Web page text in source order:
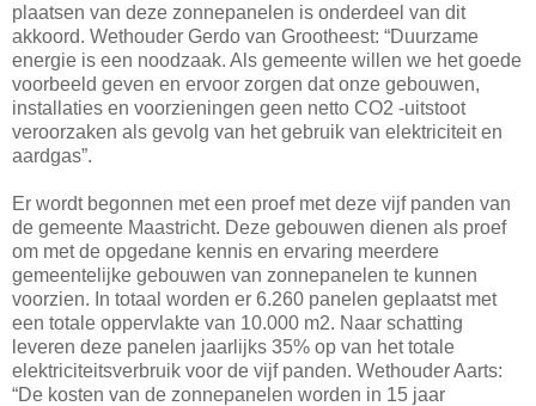
plaatsen van deze zonnepanelen is onderdeel van dit
akkoord. Wethouder Gerdo van Grootheest: “Duurzame
energie is een noodzaak. Als gemeente willen we het goede
voorbeeld geven en ervoor zorgen dat onze gebouwen,
installaties en voorzieningen geen netto CO2 -uitstoot
veroorzaken als gevolg van het gebruik van elektriciteit en
aardgas”.
Er wordt begonnen met een proef met deze vijf panden van
de gemeente Maastricht. Deze gebouwen dienen als proef
om met de opgedane kennis en ervaring meerdere
gemeentelijke gebouwen van zonnepanelen te kunnen
voorzien. In totaal worden er 6.260 panelen geplaatst met
een totale oppervlakte van 10.000 m2. Naar schatting
leveren deze panelen jaarlijks 35% op van het totale
elektriciteitsverbruik voor de vijf panden. Wethouder Aarts:
“De kosten van de zonnepanelen worden in 15 jaar